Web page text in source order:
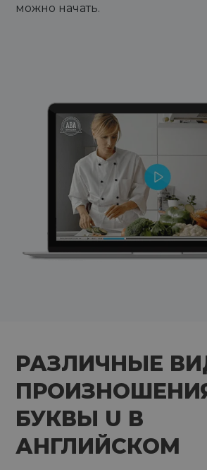
можно начать.
РАЗЛИЧНЫЕ
БУКВЫ U В
АНГЛИЙСКОМ